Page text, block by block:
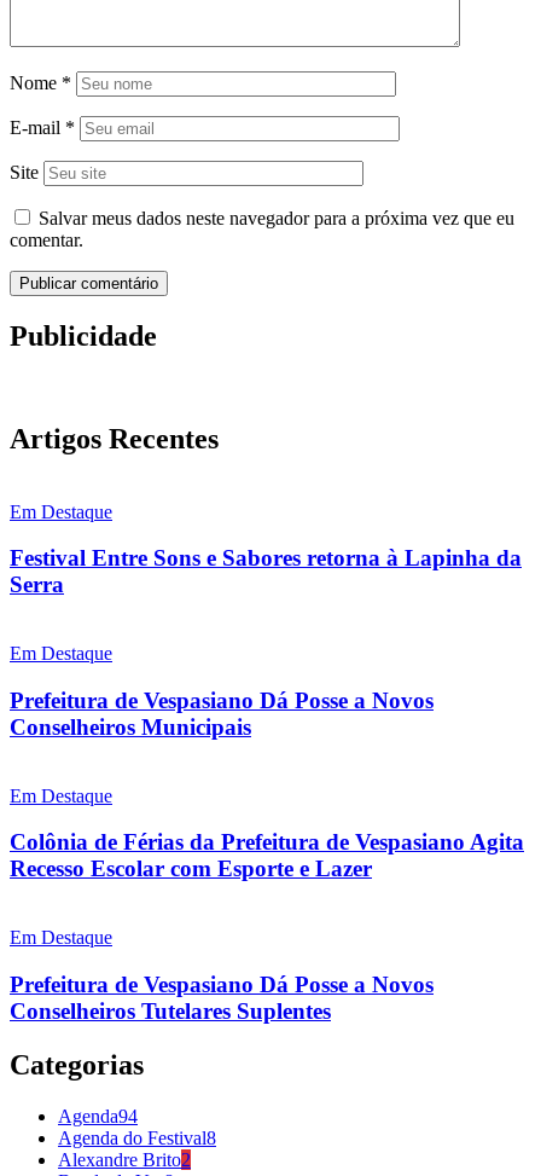
Nome *
E-mail *
Site
Salvar meus dados neste navegador para a próxima vez que eu
comentar.
Publicidade
Artigos Recentes
Em Destaque
Festival Entre Sons e Sabores retorna à Lapinha da
Serra
Em Destaque
Prefeitura de Vespasiano Dá Posse a Novos
Conselheiros Municipais
Em Destaque
Colônia de Férias da Prefeitura de Vespasiano Agita
Recesso Escolar com Esporte e Lazer
Em Destaque
Prefeitura de Vespasiano Dá Posse a Novos
Conselheiros Tutelares Suplentes
Categorias
Agenda94
Agenda do Festival8
Alexandre Brito2